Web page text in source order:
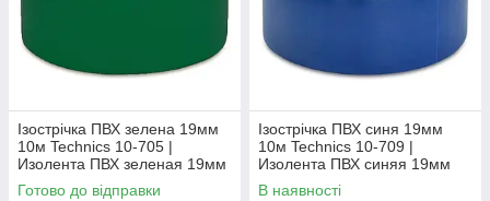
Ізострічка ПВХ зелена 19мм
10м Technics 10-705 |
Изолента ПВХ зеленая 19мм
10м Technics
Готово до відправки
Ізострічка ПВХ синя 19мм
10м Technics 10-709 |
Изолента ПВХ синяя 19мм
10м Technics
В наявності